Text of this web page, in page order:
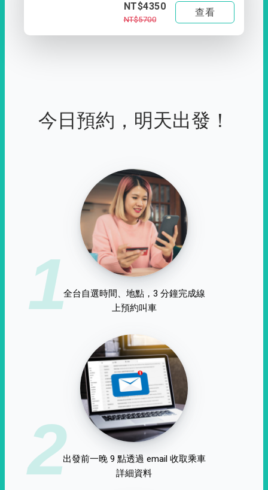
NT$4350
NT$5700
查看
今日預約，明天出發！
1全台自選時間、地點，3 分鐘完成線
上預約叫車
2出發前一晚 9 點透過 email 收取乘車
詳細資料